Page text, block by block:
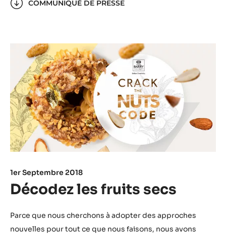
COMMUNIQUÉ DE PRESSE
1er Septembre 2018
Décodez les fruits secs
Parce que nous cherchons à adopter des approches
nouvelles pour tout ce que nous faisons, nous avons